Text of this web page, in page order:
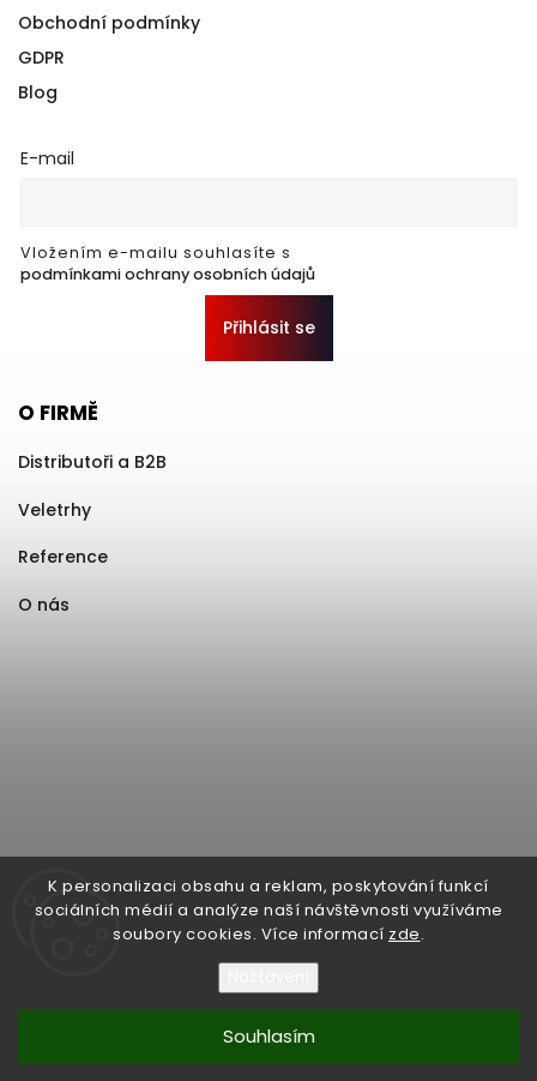
K personalizaci obsahu a reklam, poskytování funkcí
sociálních médií a analýze naší návštěvnosti využíváme
soubory cookies. Více informací zde.
Souhlasím
Obchodní podmínky
GDPR
Blog
E-mail
Vložením e-mailu souhlasíte s
podmínkami ochrany osobních údajů
Přihlásit se
O FIRMĚ
Distributoři a B2B
Veletrhy
Reference
O nás